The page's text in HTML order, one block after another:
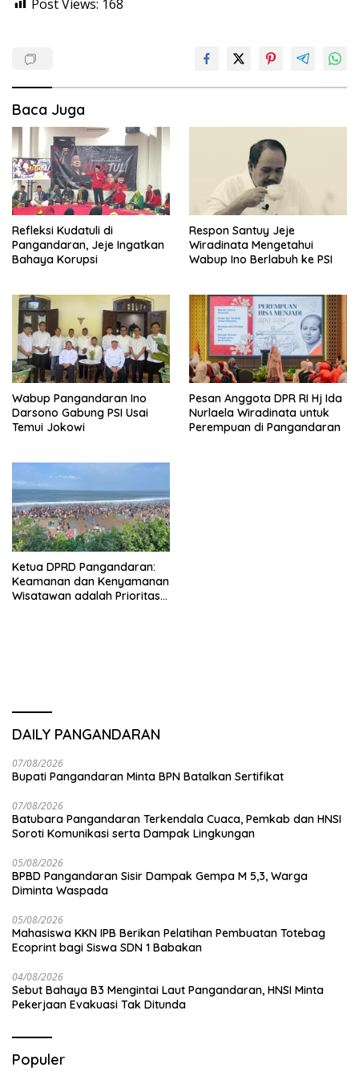
Post Views: 168
Baca Juga
Refleksi Kudatuli di
Pangandaran, Jeje Ingatkan
Bahaya Korupsi
Respon Santuy Jeje
Wiradinata Mengetahui
Wabup Ino Berlabuh ke PSI
Wabup Pangandaran Ino
Darsono Gabung PSI Usai
Temui Jokowi
Pesan Anggota DPR RI Hj Ida
Nurlaela Wiradinata untuk
Perempuan di Pangandaran
Ketua DPRD Pangandaran:
Keamanan dan Kenyamanan
Wisatawan adalah Prioritas
DAILY PANGANDARAN
07/08/2026
Bupati Pangandaran Minta BPN Batalkan Sertifikat
07/08/2026
Batubara Pangandaran Terkendala Cuaca, Pemkab dan HNSI
Soroti Komunikasi serta Dampak Lingkungan
05/08/2026
BPBD Pangandaran Sisir Dampak Gempa M 5,3, Warga
Diminta Waspada
05/08/2026
Mahasiswa KKN IPB Berikan Pelatihan Pembuatan Totebag
Ecoprint bagi Siswa SDN 1 Babakan
04/08/2026
Sebut Bahaya B3 Mengintai Laut Pangandaran, HNSI Minta
Pekerjaan Evakuasi Tak Ditunda
Populer